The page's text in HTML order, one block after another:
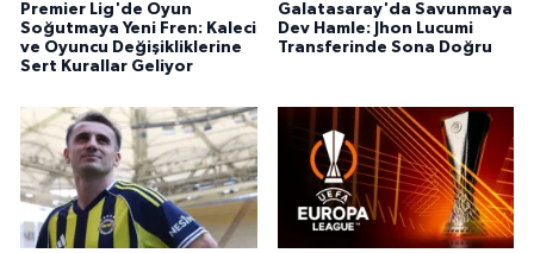
Premier Lig'de Oyun
Soğutmaya Yeni Fren: Kaleci
ve Oyuncu Değişikliklerine
Sert Kurallar Geliyor
Galatasaray'da Savunmaya
Dev Hamle: Jhon Lucumi
Transferinde Sona Doğru